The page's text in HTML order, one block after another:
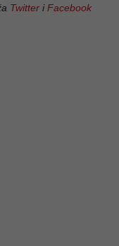
Twitter iFacebook